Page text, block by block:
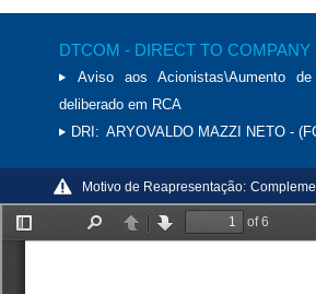
DTCOM - DIRECT TO COMPANY
Aviso aos Acionistas\Aumento
deliberado em RCA
DRI: ARYOVALDO MAZZI NETO -
Motivo de Reapresentação: